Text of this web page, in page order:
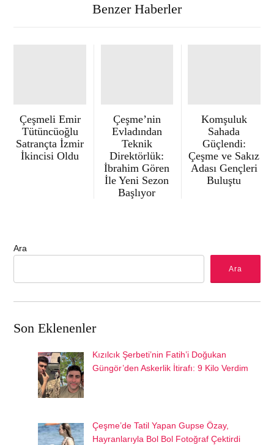
Benzer Haberler
Çeşmeli Emir
Tütüncüoğlu
Satrançta İzmir
İkincisi Oldu
Çeşme’nin
Evladından
Teknik
Direktörlük:
İbrahim Gören
İle Yeni Sezon
Başlıyor
Komşuluk
Sahada
Güçlendi:
Çeşme ve Sakız
Adası Gençleri
Buluştu
Ara
Ara
Son Eklenenler
Kızılcık Şerbeti’nin Fatih’i Doğukan
Güngör’den Askerlik İtirafı: 9 Kilo Verdim
Çeşme’de Tatil Yapan Gupse Özay,
Hayranlarıyla Bol Bol Fotoğraf Çektirdi